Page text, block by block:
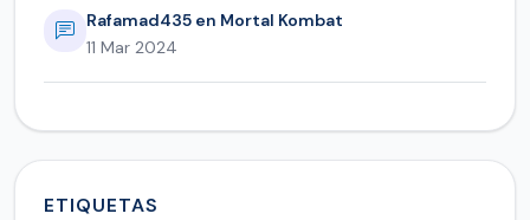
Rafamad435 en Mortal Kombat
11 Mar 2024
ETIQUETAS